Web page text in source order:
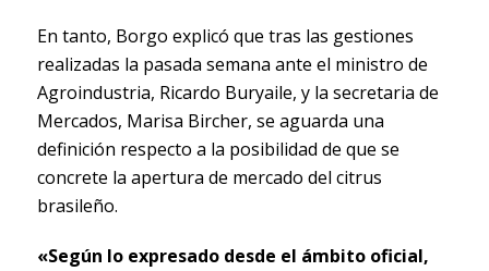
En tanto, Borgo explicó que tras las gestiones
realizadas la pasada semana ante el ministro de
Agroindustria, Ricardo Buryaile, y la secretaria de
Mercados, Marisa Bircher, se aguarda una
definición respecto a la posibilidad de que se
concrete la apertura de mercado del citrus
brasileño.
«Según lo expresado desde el ámbito oficial,